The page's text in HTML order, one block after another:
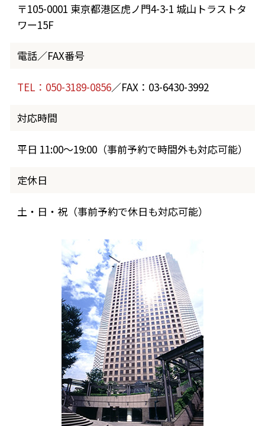
〒105-0001 東京都港区虎ノ門4-3-1 城山トラストタ
ワー15F
電話／FAX番号
TEL：050-3189-0856／FAX：03-6430-3992
対応時間
平日 11:00～19:00（事前予約で時間外も対応可能）
定休日
土・日・祝（事前予約で休日も対応可能）